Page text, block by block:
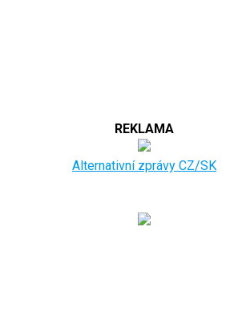
REKLAMA
Alternativní zprávy CZ/SK